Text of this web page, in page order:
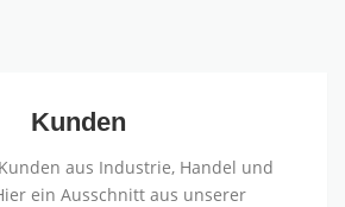
Kunden
aus Industrie, Handel und
ein Ausschnitt aus unserer